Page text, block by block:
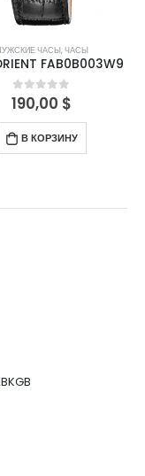
ЧАСЫ,ЧАСЫ
FAB0B003W9
0out of 5
190,00 $
В КОРЗИНУ